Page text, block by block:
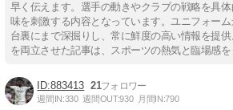
早く伝えます。選手の動きやクラブの戦略を具
味を刺激する内容となっています。ユニフォー
台裏にまで深掘りし、常に鮮度の高い情報を提
を両立させた記事は、スポーツの熱気と臨場感を
883413 21
週間IN:330 週間OUT:930 月間IN:790